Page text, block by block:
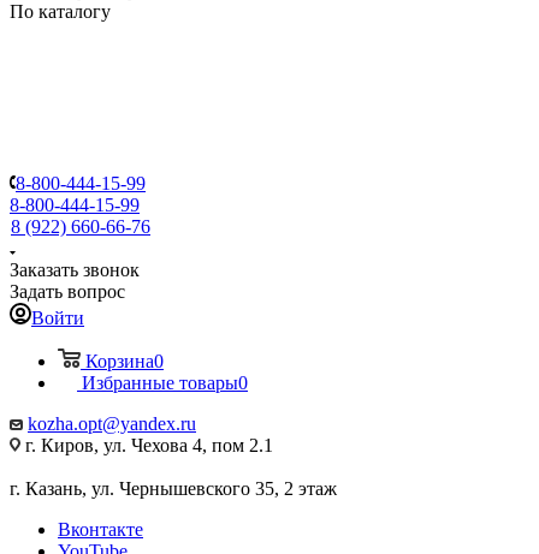
По каталогу
8-800-444-15-99
8-800-444-15-99
8 (922) 660-66-76
Заказать звонок
Задать вопрос
Войти
Корзина0
Избранные товары0
kozha.opt@yandex.ru
г. Киров, ул. Чехова 4, пом 2.1
г. Казань, ул. Чернышевского 35, 2 этаж
Вконтакте